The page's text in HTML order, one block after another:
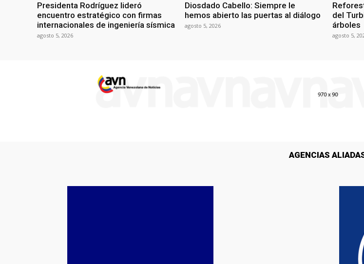
Presidenta Rodríguez lideró
encuentro estratégico con firmas
internacionales de ingeniería sísmica
agosto 5, 2026
Diosdado Cabello: Siempre le
hemos abierto las puertas al diálogo
agosto 5, 2026
del
árboles
agosto 5,
AGENCIAS